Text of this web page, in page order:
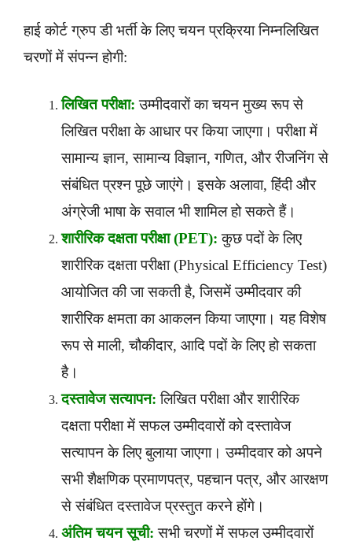
हाई कोर्ट ग्रुप डी भर्ती के लिए चयन प्रक्रिया निम्नलिखित
चरणों में संपन्न होगी:
लिखित परीक्षा: उम्मीदवारों का चयन मुख्य रूप से
लिखित परीक्षा के आधार पर किया जाएगा। परीक्षा में
सामान्य ज्ञान, सामान्य विज्ञान, गणित, और रीजनिंग से
संबंधित प्रश्न पूछे जाएंगे। इसके अलावा, हिंदी और
अंग्रेजी भाषा के सवाल भी शामिल हो सकते हैं।
शारीरिक दक्षता परीक्षा (PET): कुछ पदों के लिए
शारीरिक दक्षता परीक्षा (Physical Efficiency Test)
आयोजित की जा सकती है, जिसमें उम्मीदवार की
शारीरिक क्षमता का आकलन किया जाएगा। यह विशेष
रूप से माली, चौकीदार, आदि पदों के लिए हो सकता
है।
दस्तावेज सत्यापन: लिखित परीक्षा और शारीरिक
दक्षता परीक्षा में सफल उम्मीदवारों को दस्तावेज
सत्यापन के लिए बुलाया जाएगा। उम्मीदवार को अपने
सभी शैक्षणिक प्रमाणपत्र, पहचान पत्र, और आरक्षण
से संबंधित दस्तावेज प्रस्तुत करने होंगे।
अंतिम चयन सूची: सभी चरणों में सफल उम्मीदवारों